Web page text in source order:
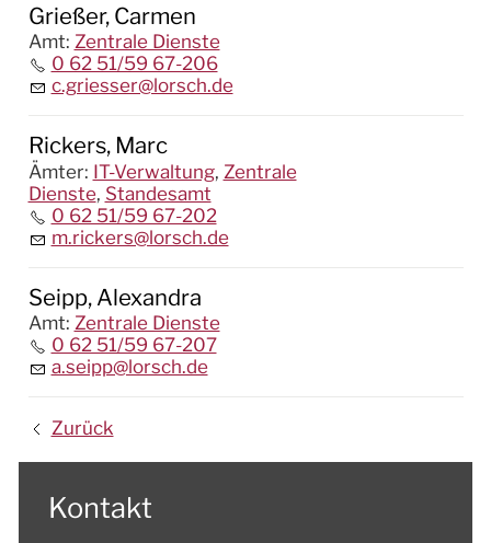
Grießer, Carmen
Amt: Zentrale Dienste
0 62 51/59 67-206
c.griesser@lorsch.de
Rickers, Marc
Ämter: IT-Verwaltung, Zentrale
Dienste, Standesamt
0 62 51/59 67-202
m.rickers@lorsch.de
Seipp, Alexandra
Amt: Zentrale Dienste
0 62 51/59 67-207
a.seipp@lorsch.de
Zurück
Kontakt